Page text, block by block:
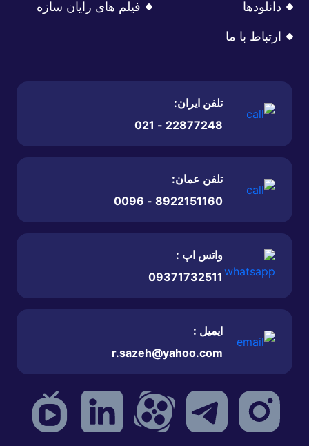
دانلودها فیلم های رایان سازه
ارتباط با ما
تلفن ایران:
22877248 - 021
تلفن عمان:
8922151160 - 0096
واتس اپ :
09371732511
ایمیل :
r.sazeh@yahoo.com